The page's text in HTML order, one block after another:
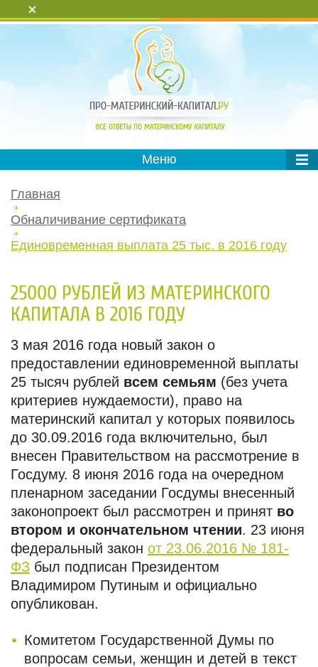
Меню
Главная
Обналичивание сертификата
Единовременная выплата 25 тыс. в 2016 году
25000 РУБЛЕЙ ИЗ МАТЕРИНСКОГО
КАПИТАЛА В 2016 ГОДУ
3 мая 2016 года новый закон о
предоставлении единовременной выплаты
25 тысяч рублей всем семьям (без учета
критериев нуждаемости), право на
материнский капитал у которых появилось
до 30.09.2016 года включительно, был
внесен Правительством на рассмотрение в
Госдуму. 8 июня 2016 года на очередном
пленарном заседании Госдумы внесенный
законопроект был рассмотрен и принят во
втором и окончательном чтении. 23 июня
федеральный закон от 23.06.2016 № 181-
ФЗ был подписан Президентом
Владимиром Путиным и официально
опубликован.
Комитетом Государственной Думы по
вопросам семьи, женщин и детей в текст
+